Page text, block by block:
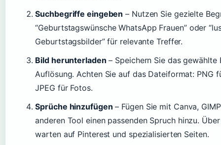
Suchbegriffe eingeben – Nutzen Sie gezielte
“Geburtstagswünsche WhatsApp Frauen” oder
Geburtstagsbilder” für relevante Treffer.
Bild herunterladen – Speichern Sie das gewählte
Auflösung. Achten Sie auf das Dateiformat: PNG
JPEG für Fotos.
Sprüche hinzufügen – Fügen Sie mit Canva,
anderen Tool einen passenden Spruch hinzu.
warten auf Pinterest und spezialisierten Seiten.